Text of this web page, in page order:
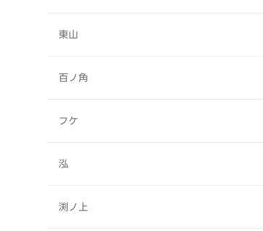
東山
百ノ角
フケ
泓
渕ノ上